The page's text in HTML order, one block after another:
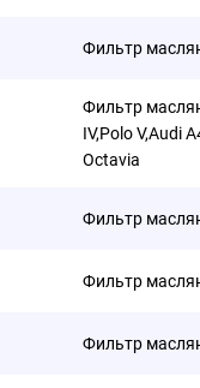
Фильтр
Фильтр
IV,Polo V,Audi
Octavia
Фильтр
Фильтр
Фильтр